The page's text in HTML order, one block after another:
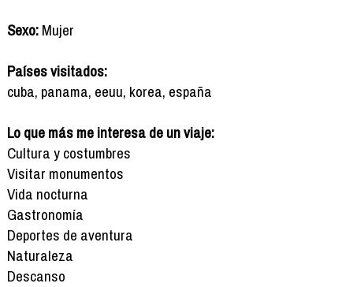
Sexo:Mujer
Países visitados:
cuba, panama, eeuu, korea, españa
Lo que más me interesa de un viaje:
Cultura y costumbres
Visitar monumentos
Vida nocturna
Gastronomía
Deportes de aventura
Naturaleza
Descanso